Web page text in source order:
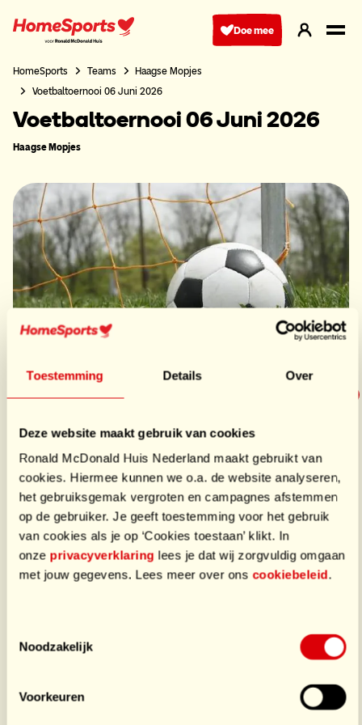
Toestemming Details Over
Deze website maakt gebruik van cookies
Ronald McDonald Huis Nederland maakt gebruikt van
cookies. Hiermee kunnen we o.a. de website analyseren,
het gebruiksgemak vergroten en campagnes afstemmen
op de gebruiker. Je geeft toestemming voor het gebruik
van cookies als je op ‘Cookies toestaan’ klikt. In
onze privacyverklaring lees je dat wij zorgvuldig omgaan
met jouw gegevens. Lees meer over ons cookiebeleid.
Noodzakelijk
Voorkeuren
naar
hoofdnavigatie
Doe mee
HomeSports Teams
Haagse Mopjes
Voetbaltoernooi 06 Juni 2026
Voetbaltoernooi 06 Juni 2026
Haagse Mopjes
Doneer
Laatste donaties
€750,00 door deel
€1.500,00 door Eerste deel
Wij zijn het goede doel tijdens een Voetbaltoernooi op 6